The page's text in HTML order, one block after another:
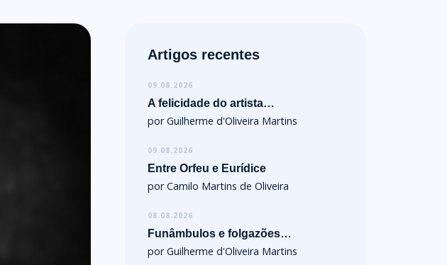
Artigos recentes
09.08.2026
A felicidade do artista…
por Guilherme d'Oliveira Martins
09.08.2026
Entre Orfeu e Eurídice
por Camilo Martins de Oliveira
08.08.2026
Funâmbulos e folgazões…
por Guilherme d'Oliveira Martins